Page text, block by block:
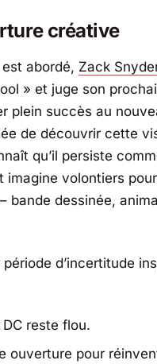
créative
est abordé, Zack
» et juge son
plein succès au
de découvrir cette
qu’il persiste
imagine volontiers
bande dessinée,
d’incertitude
DC reste flou.
ouverture pour